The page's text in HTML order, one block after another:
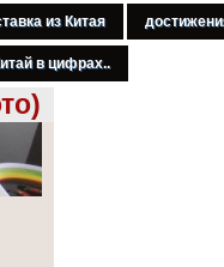
из Китая
в цифрах..